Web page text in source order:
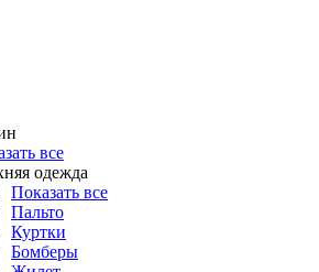
все
одежда
Показать все
Пальто
Куртки
Бомберы